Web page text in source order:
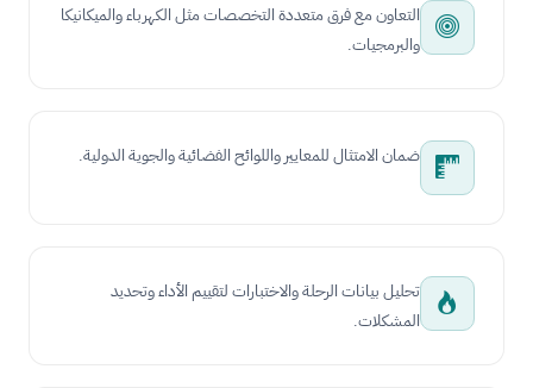
التعاون مع فرق متعددة التخصصات مثل الكهرباء والميكانيكا
والبرمجيات.
ضمان الامتثال للمعايير واللوائح الفضائية والجوية الدولية.
تحليل بيانات الرحلة والاختبارات لتقييم الأداء وتحديد
المشكلات.